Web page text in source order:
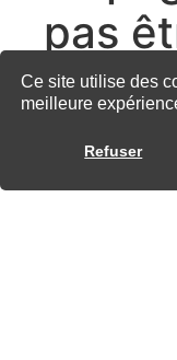
Ce site utilise des
meilleure
Refuser